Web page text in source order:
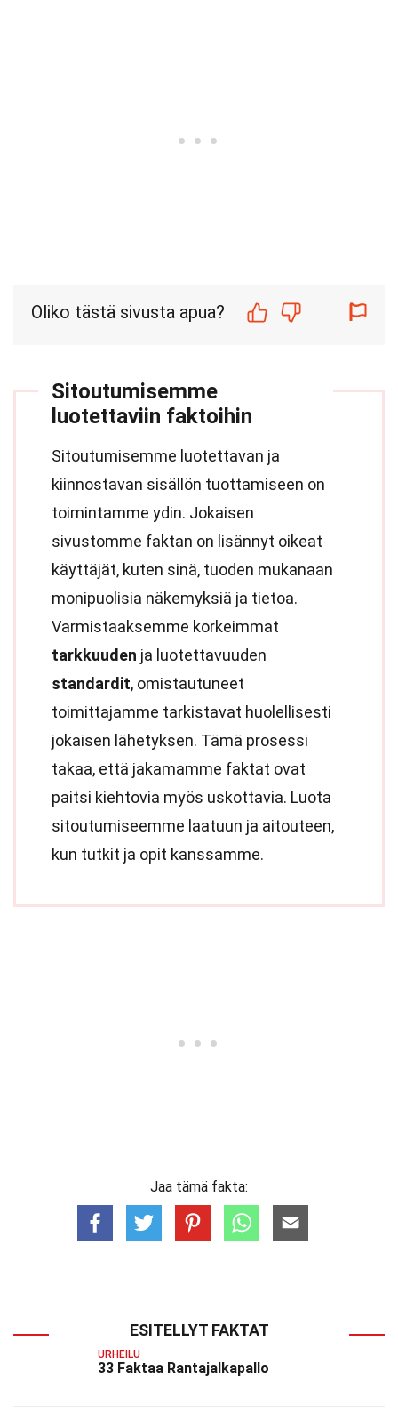
Oliko tästä sivusta apua?
Sitoutumisemme
luotettaviin faktoihin
Sitoutumisemme luotettavan ja
kiinnostavan sisällön tuottamiseen on
toimintamme ydin. Jokaisen
sivustomme faktan on lisännyt oikeat
käyttäjät, kuten sinä, tuoden mukanaan
monipuolisia näkemyksiä ja tietoa.
Varmistaaksemme korkeimmat
tarkkuuden ja luotettavuuden
standardit, omistautuneet
toimittajamme tarkistavat huolellisesti
jokaisen lähetyksen. Tämä prosessi
takaa, että jakamamme faktat ovat
paitsi kiehtovia myös uskottavia. Luota
sitoutumiseemme laatuun ja aitouteen,
kun tutkit ja opit kanssamme.
Jaa tämä fakta:
ESITELLYT FAKTAT
URHEILU
33 Faktaa Rantajalkapallo